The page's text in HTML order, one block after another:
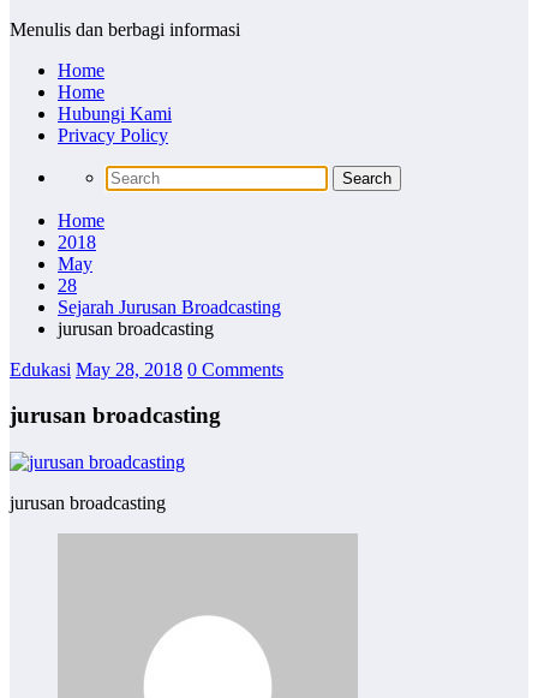
Menulis dan berbagi informasi
Home
Home
Hubungi Kami
Privacy Policy
Home
2018
May
28
Sejarah Jurusan Broadcasting
jurusan broadcasting
Edukasi May 28, 2018 0 Comments
jurusan broadcasting
jurusan broadcasting